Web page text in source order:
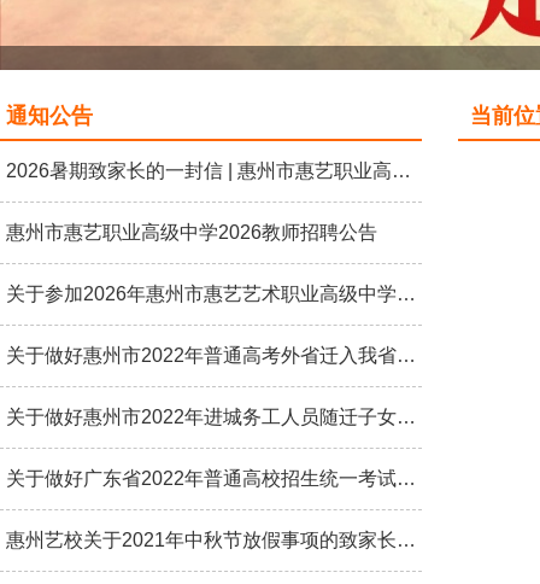
通知公告
2026暑期致家长的一封信 | 惠州市惠艺职业高级中学
惠州市惠艺职业高级中学2026教师招聘公告
关于参加2026年惠州市惠艺艺术职业高级中学艺术特长生招生考试的通知
关于做好惠州市2022年普通高考外省迁入我省户籍考生报名资格审核工作的通知
关于做好惠州市2022年进城务工人员随迁子女高考报名资料审核工作的通知
关于做好广东省2022年普通高校招生统一考试报名工作的通知
惠州艺校关于2021年中秋节放假事项的致家长一封信
当前